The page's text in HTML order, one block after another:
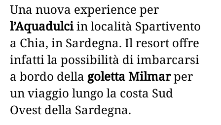
Una nuova experience per
l’Aquadulciin località Spartivento
a Chia, in Sardegna. Il resort offre
infatti la possibilità di imbarcarsi
a bordo della goletta Milmarper
un viaggio lungo la costa Sud
Ovest della Sardegna.